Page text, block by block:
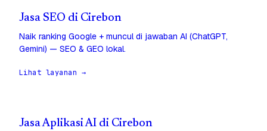
Jasa SEO di Cirebon
Naik ranking Google + muncul di jawaban AI (ChatGPT,
Gemini) — SEO & GEO lokal.
Lihat layanan →
Jasa Aplikasi AI di Cirebon